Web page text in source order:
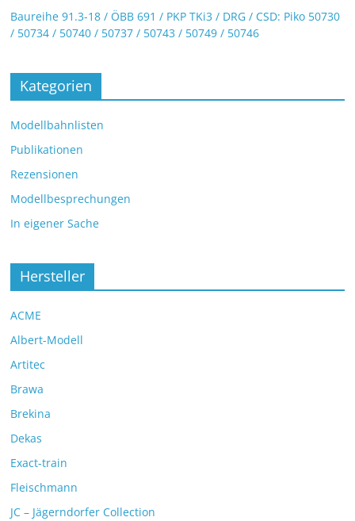
Baureihe 91.3-18 / ÖBB 691 / PKP TKi3 / DRG / CSD: Piko 50730
/ 50734 / 50740 / 50737 / 50743 / 50749 / 50746
Kategorien
Modellbahnlisten
Publikationen
Rezensionen
Modellbesprechungen
In eigener Sache
Hersteller
ACME
Albert-Modell
Artitec
Brawa
Brekina
Dekas
Exact-train
Fleischmann
JC – Jägerndorfer Collection